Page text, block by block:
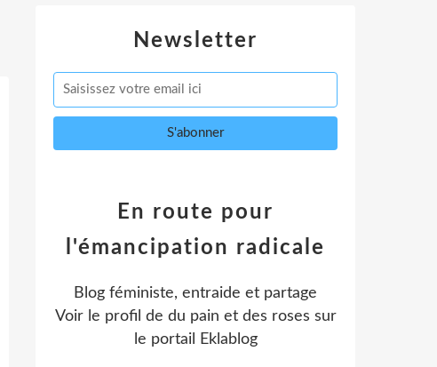
Newsletter
En route pour
l'émancipation radicale
Blog féministe, entraide et partage
Voir le profil de du pain et des roses sur
le portail Eklablog